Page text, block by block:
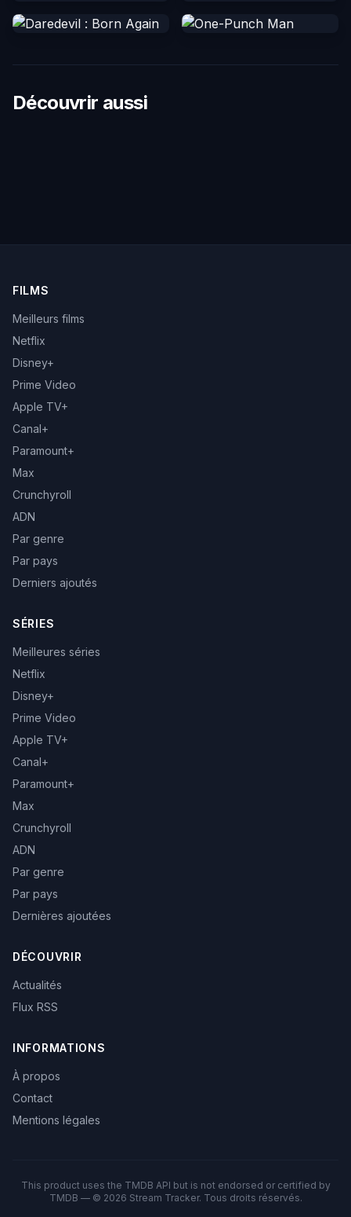
Découvrir aussi
FILMS
Meilleurs films
Netflix
Disney+
Prime Video
Apple TV+
Canal+
Paramount+
Max
Crunchyroll
ADN
Par genre
Par pays
Derniers ajoutés
SÉRIES
Meilleures séries
Netflix
Disney+
Prime Video
Apple TV+
Canal+
Paramount+
Max
Crunchyroll
ADN
Par genre
Par pays
Dernières ajoutées
DÉCOUVRIR
Actualités
Flux RSS
INFORMATIONS
À propos
Contact
Mentions légales
This product uses the TMDB API but is not endorsed or certified by
TMDB — © 2026 Stream Tracker. Tous droits réservés.